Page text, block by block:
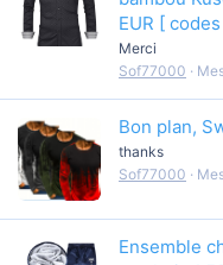
EUR [
Merci
Sof77000
Bon plan,
thanks
Sof77000
Ensemble